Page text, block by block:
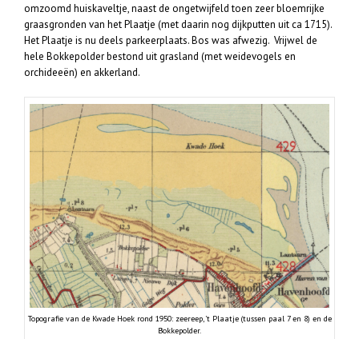
omzoomd huiskaveltje, naast de ongetwijfeld toen zeer bloemrijke
graasgronden van het Plaatje (met daarin nog dijkputten uit ca 1715).
Het Plaatje is nu deels parkeerplaats. Bos was afwezig. Vrijwel de
hele Bokkepolder bestond uit grasland (met weidevogels en
orchideeën) en akkerland.
Topografie van de Kwade Hoek rond 1950: zeereep, ’t Plaatje (tussen paal 7 en 8) en de
Bokkepolder.